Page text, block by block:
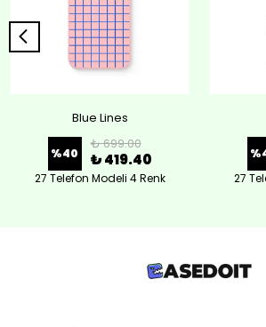
Blue Lines
%40
₺ 699.00
₺ 419.40
27 Telefon Modeli 4 Renk
%
27